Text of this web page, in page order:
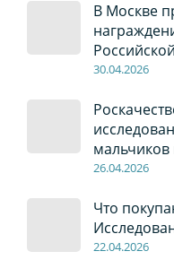
В Москве
30.04.2026
26.04.2026
Что
22.04.2026